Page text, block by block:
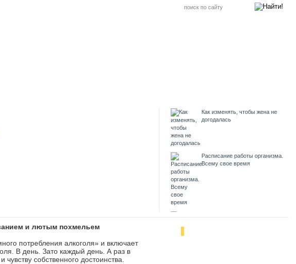
Как изменять, чтобы жена не
догодалась
Расписание работы организма.
Всему свое время
и лютым похмельем
потребления алкоголя» и включает
В день. Зато каждый день. А раз в
собственного достоинства.